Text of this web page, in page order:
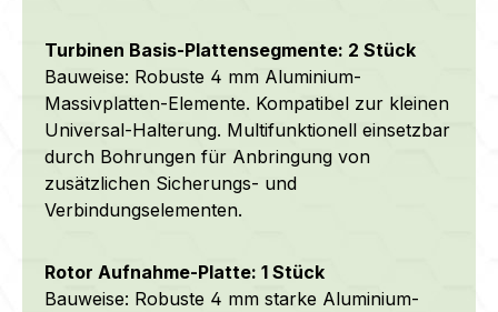
Turbinen Basis-Plattensegmente: 2 Stück
Bauweise: Robuste 4 mm Aluminium-
Massivplatten-Elemente. Kompatibel zur kleinen
Universal-Halterung. Multifunktionell einsetzbar
durch Bohrungen für Anbringung von
zusätzlichen Sicherungs- und
Verbindungselementen.
Rotor Aufnahme-Platte: 1 Stück
Bauweise: Robuste 4 mm starke Aluminium-